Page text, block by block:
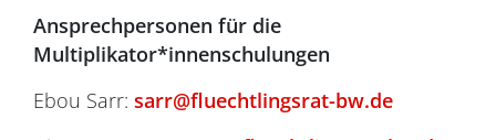
Ansprechpersonen für die
Multiplikator*innenschulungen
Ebou Sarr: sarr@fluechtlingsrat-bw.de